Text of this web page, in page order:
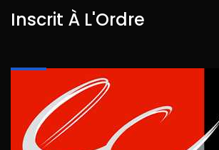
Inscrit À L'Ordre